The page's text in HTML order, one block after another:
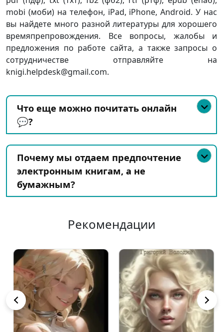
mobi (моби) на телефон, iPad, iPhone, Android. У нас
вы найдете много разной литературы для хорошего
времяпрепровождения. Все вопросы, жалобы и
предложения по работе сайта, а также запросы о
сотрудничестве отправляйте на
knigi.helpdesk@gmail.com.
Что еще можно почитать онлайн
💬?
Почему мы отдаем предпочтение
электронным книгам, а не
бумажным?
Рекомендации